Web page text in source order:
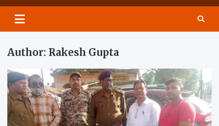
Groundzeronews
Author: Rakesh Gupta